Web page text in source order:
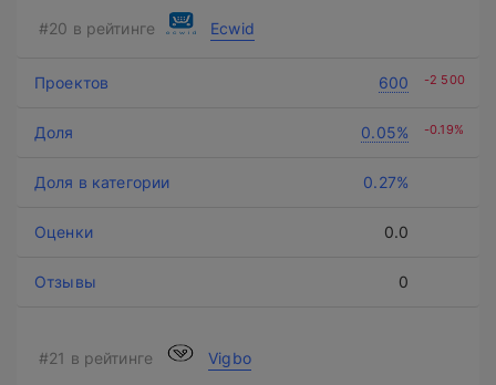
Ecwid
600 -2 500
0.05% -0.19%
0.27%
0.0
0
Vigbo